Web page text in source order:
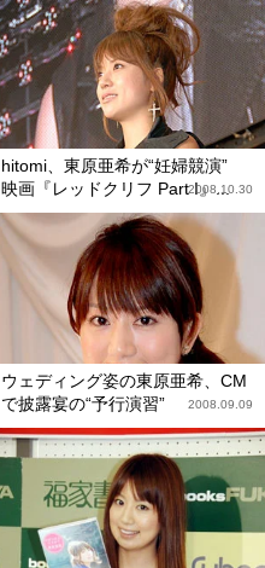
hitomi、東原亜希が“妊婦競演”
映画『レッドクリフ Part I』...
2008.10.30
ウェディング姿の東原亜希、CM
で披露宴の“予行演習”
2008.09.09